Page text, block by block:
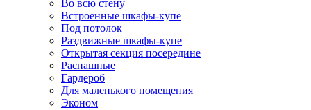
Во всю стену
Встроенные шкафы-купе
Под потолок
Раздвижные шкафы-купе
Открытая секция посередине
Распашные
Гардероб
Для маленького помещения
Эконом